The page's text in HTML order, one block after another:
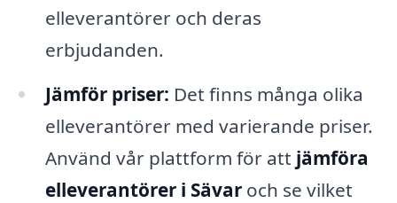
elleverantörer och deras
erbjudanden.
Jämför priser: Det finns många olika
elleverantörer med varierande priser.
Använd vår plattform för att jämföra
elleverantörer i Sävaroch se vilket